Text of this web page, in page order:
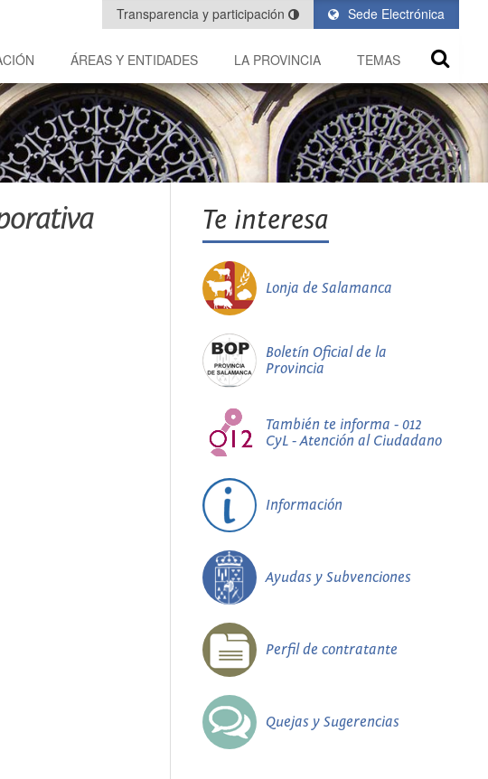
Sede Electrónica
Transparencia y participación
ÁREAS Y ENTIDADES LA PROVINCIA TEMAS
Te interesa
Lonja de Salamanca
Boletín Oficial de la
Provincia
También te informa - 012
CyL - Atención al Ciudadano
Información
Ayudas y Subvenciones
Perfil de contratante
Quejas y Sugerencias